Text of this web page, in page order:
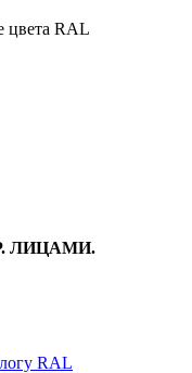
цвета RAL
ЛИЦАМИ.
RAL